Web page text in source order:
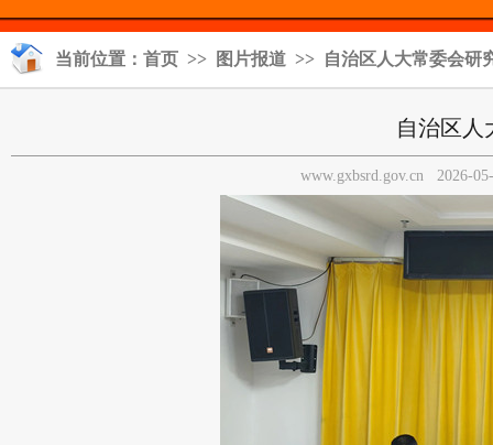
当前位置： 首页 >> 图片报道 >> 自治区人大常委会研
自治区人
www.gxbsrd.gov.cn 2026-